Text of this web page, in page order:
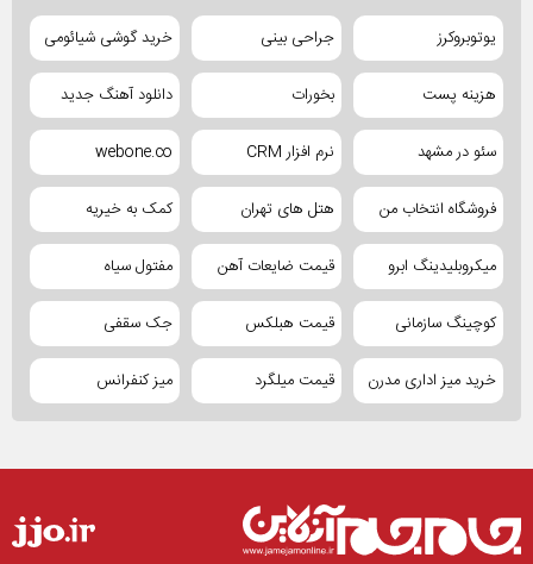
یوتوبروکرز جراحی بینی خرید گوشی شیائومی
هزینه پست بخورات دانلود آهنگ جدید
سئو در مشهد نرم افزار CRM webone.co
فروشگاه انتخاب من هتل های تهران کمک به خیریه
میکروبلیدینگ ابرو قیمت ضایعات آهن مفتول سیاه
کوچینگ سازمانی قیمت هبلکس جک سقفی
خرید میز اداری مدرن قیمت میلگرد میز کنفرانس